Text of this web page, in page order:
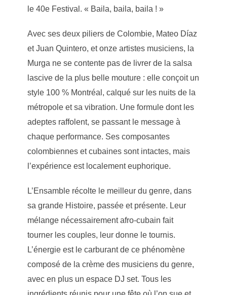
le 40e Festival. « Baila, baila, baila ! »
Avec ses deux piliers de Colombie, Mateo Díaz
et Juan Quintero, et onze artistes musiciens, la
Murga ne se contente pas de livrer de la salsa
lascive de la plus belle mouture : elle conçoit un
style 100 % Montréal, calqué sur les nuits de la
métropole et sa vibration. Une formule dont les
adeptes raffolent, se passant le message à
chaque performance. Ses composantes
colombiennes et cubaines sont intactes, mais
l’expérience est localement euphorique.
L’Ensamble récolte le meilleur du genre, dans
sa grande Histoire, passée et présente. Leur
mélange nécessairement afro-cubain fait
tourner les couples, leur donne le tournis.
L’énergie est le carburant de ce phénomène
composé de la crème des musiciens du genre,
avec en plus un espace DJ set. Tous les